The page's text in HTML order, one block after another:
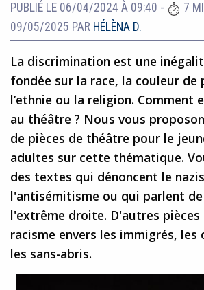
PUBLIÉ LE 06/04/2024 À 09:40 - 7
09/05/2025 PAR HÉLÈNA D.
La discrimination est une
fondée sur la race, la couleur de
l’ethnie ou la religion. Comment
au théâtre ? Nous vous
de pièces de théâtre pour le
adultes sur cette thématique.
des textes qui dénoncent le
l'antisémitisme ou qui parlent
l'extrême droite. D'autres
racisme envers les immigrés, les
les sans-abris.